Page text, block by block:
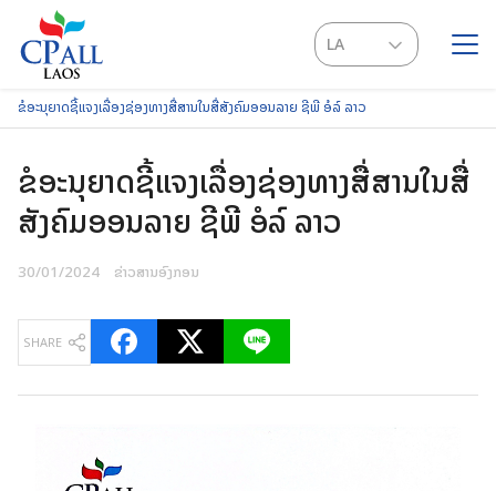
content
LA
SEARCH
ຂໍອະນຸຍາດຊີ້ແຈງເລື່ອງຊ່ອງທາງສື່ສານໃນສື່ສັງຄົມອອນລາຍ ຊີພີ ອໍລ໌ ລາວ
ຂໍອະນຸຍາດຊີ້ແຈງເລື່ອງຊ່ອງທາງສື່ສານໃນສື່
ສັງຄົມອອນລາຍ ຊີພີ ອໍລ໌ ລາວ
30/01/2024 ຂ່າວສານອົງກອນ
SHARE